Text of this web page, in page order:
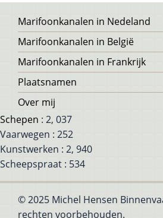
Voet
Marifoonkanalen in Nedeland
Marifoonkanalen in België
Marifoonkanalen in Frankrijk
Plaatsnamen
Over mij
Schepen : 2, 037
Vaarwegen : 252
Kunstwerken : 2, 940
Scheepspraat : 534
© 2025 Michel Hensen
rechten voorbehouden.